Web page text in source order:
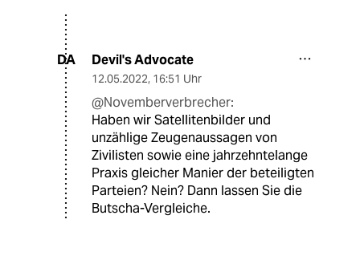
DA Devil's Advocate
12.05.2022, 16:51 Uhr
@Novemberverbrecher:
Haben wir Satellitenbilder und
unzählige Zeugenaussagen von
Zivilisten sowie eine jahrzehntelange
Praxis gleicher Manier der beteiligten
Parteien? Nein? Dann lassen Sie die
Butscha-Vergleiche.